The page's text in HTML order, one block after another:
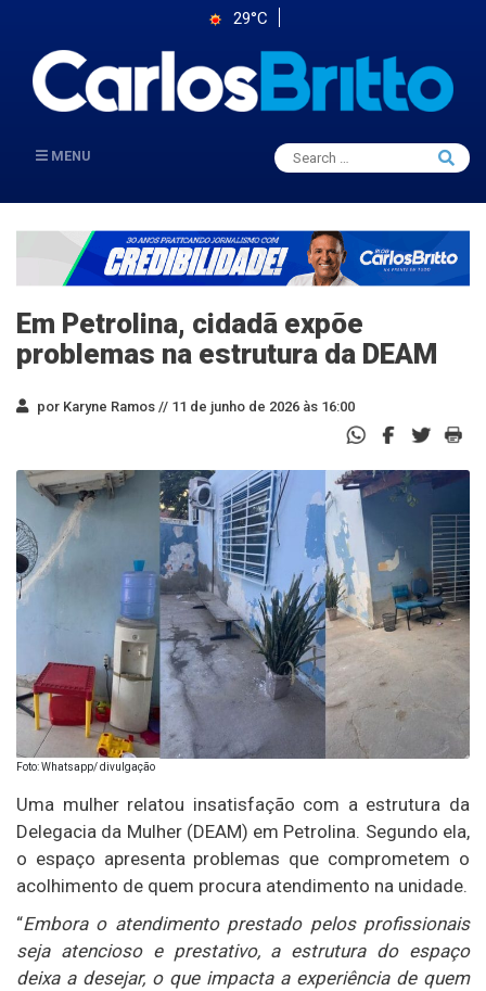
29°C
MENU
Search
for:
Search
Em Petrolina, cidadã expõe
problemas na estrutura da DEAM
por Karyne Ramos // 11 de junho de 2026 às 16:00
Foto: Whatsapp/ divulgação
Uma mulher relatou insatisfação com a estrutura da
Delegacia da Mulher (DEAM) em Petrolina. Segundo ela,
o espaço apresenta problemas que comprometem o
acolhimento de quem procura atendimento na unidade.
“Embora o atendimento prestado pelos profissionais
seja atencioso e prestativo, a estrutura do espaço
deixa a desejar, o que impacta a experiência de quem